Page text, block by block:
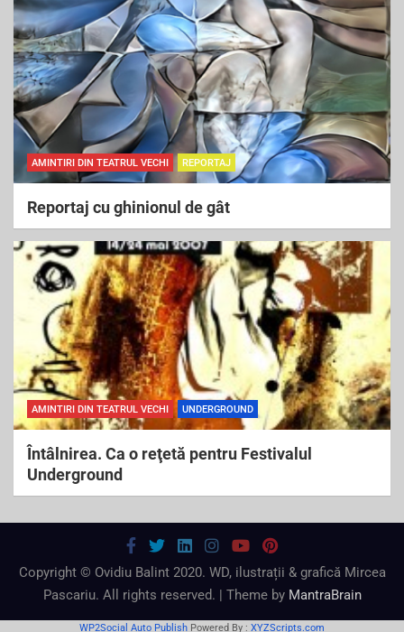
AMINTIRI DIN TEATRUL VECHI REPORTAJ
Reportaj cu ghinionul de gât
AMINTIRI DIN TEATRUL VECHI UNDERGROUND
Întâlnirea. Ca o reţetă pentru Festivalul
Underground
Copyright © Ovidiu Balint 2020. WD, ilustrații & grafică Mircea
Pascariu. All rights reserved. | Theme by MantraBrain
WP2Social Auto Publish Powered By : XYZScripts.com